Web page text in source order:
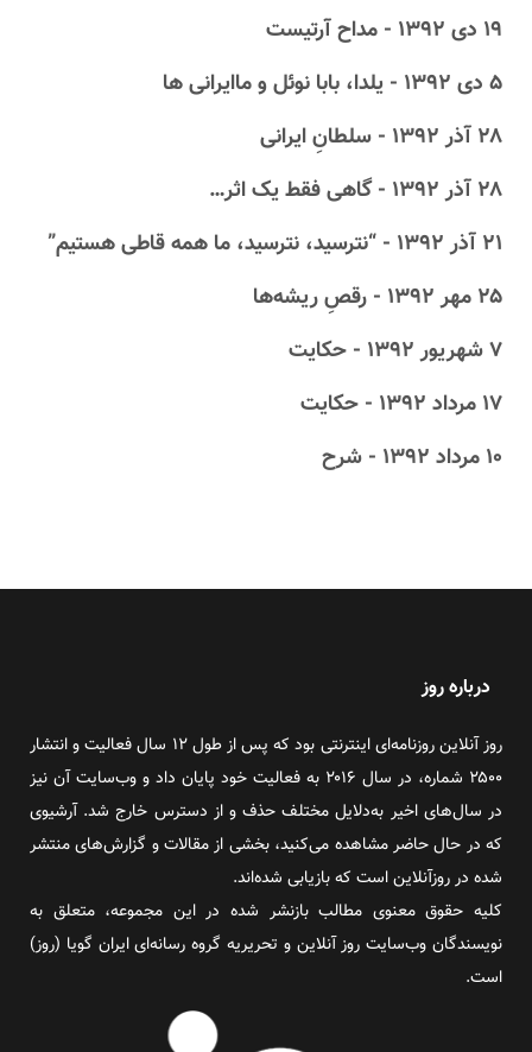
۱۹ دى ۱۳۹۲ - مداح آرتیست
۵ دى ۱۳۹۲ - یلدا، بابا نوئل و ماایرانی ها
۲۸ آذر ۱۳۹۲ - سلطانِ ایرانی
۲۸ آذر ۱۳۹۲ - گاهی فقط یک اثر…
۲۱ آذر ۱۳۹۲ - “نترسید، نترسید، ما همه قاطی هستیم”
۲۵ مهر ۱۳۹۲ - رقصِ ریشه‌ها
۷ شهریور ۱۳۹۲ - حکایت
۱۷ مرداد ۱۳۹۲ - حکایت
۱۰ مرداد ۱۳۹۲ - شرح
درباره روز
روز آنلاین روزنامه‌ای اینترنتی بود که پس از طول ۱۲ سال فعالیت و انتشار
۲۵۰۰ شماره، در سال ۲۰۱۶ به فعالیت خود پایان داد و وب‌سایت آن نیز
در سال‌های اخیر به‌دلایل مختلف حذف و از دسترس خارج شد. آرشیوی
که در حال حاضر مشاهده می‌کنید، بخشی از مقالات و گزارش‌های منتشر
شده در روزآنلاین است که بازیابی شده‌اند.
کلیه حقوق معنوی مطالب بازنشر شده در این مجموعه، متعلق به
نویسندگان وب‌سایت روز آنلاین و تحریریه گروه رسانه‌ای ایران گویا (روز)
است.